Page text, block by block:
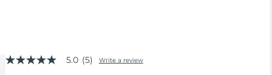
5.0
5.0 (5) Write a review